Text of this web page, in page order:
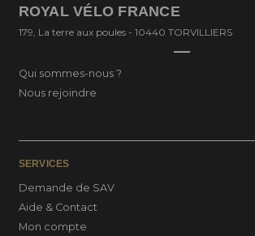
ROYAL VÉLO FRANCE
179, La terre aux poules - 10440 TORVILLIERS
Qui sommes-nous ?
Nous rejoindre
SERVICES
Demande de SAV
Aide & Contact
Mon compte